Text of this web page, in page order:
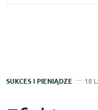
SUKCES I PIENIĄDZE 18